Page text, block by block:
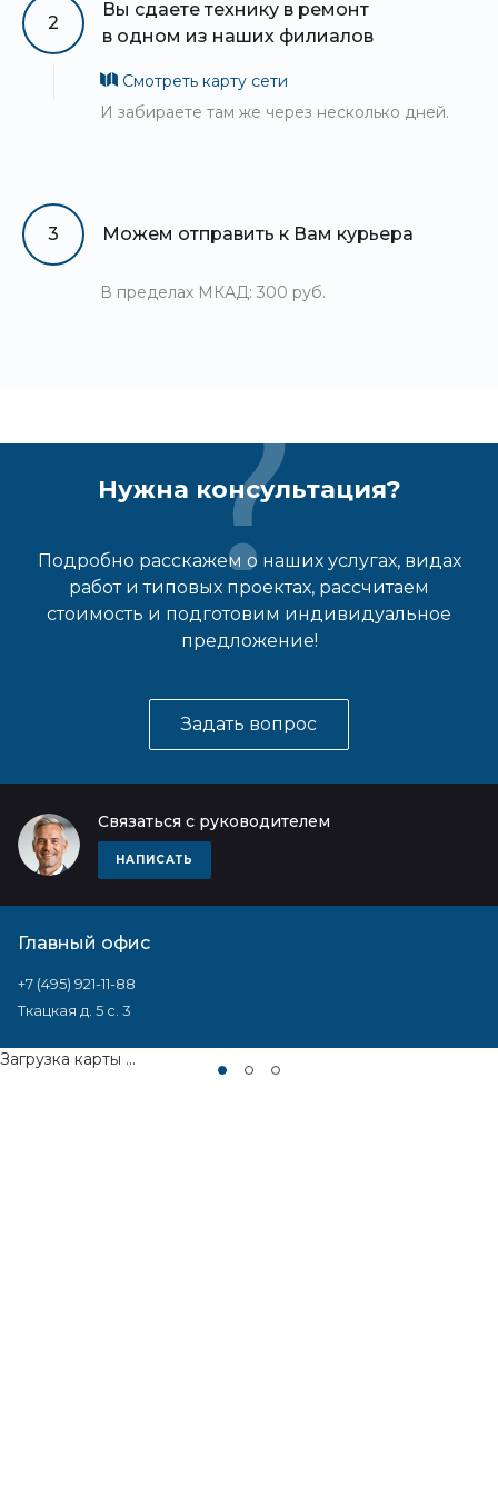
2
Вы сдаете технику в ремонт
в одном из наших филиалов
Смотреть карту сети
И забираете там же через несколько дней.
3 Можем отправить к Вам курьера
В пределах МКАД: 300 руб.
Нужна консультация?
Подробно расскажем о наших услугах, видах
работ и типовых проектах, рассчитаем
стоимость и подготовим индивидуальное
предложение!
Задать вопрос
Связаться с руководителем
НАПИСАТЬ
Главный офис
+7 (495) 921-11-88
Ткацкая д. 5 с. 3
Загрузка карты ...